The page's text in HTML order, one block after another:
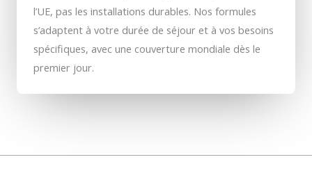
l’UE, pas les installations durables. Nos formules
s’adaptent à votre durée de séjour et à vos besoins
spécifiques, avec une couverture mondiale dès le
premier jour.